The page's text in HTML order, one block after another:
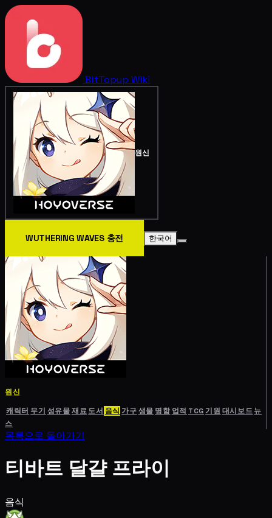
BitTopup Wiki
원신
WUTHERING WAVES 충전 한국어
원신
캐릭터 무기 성유물재료도서 음식 가구생물 명함 업적 TCG기원 대시보드뉴
스
목록으로 돌아가기
티바트 달걀 프라이
음식